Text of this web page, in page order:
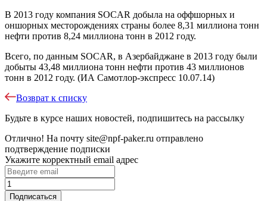
В 2013 году компания SOCAR добыла на оффшорных и
оншорных месторождениях страны более 8,31 миллиона тонн
нефти против 8,24 миллиона тонн в 2012 году.
Всего, по данным SOCAR, в Азербайджане в 2013 году были
добыты 43,48 миллиона тонн нефти против 43 миллионов
тонн в 2012 году. (ИА Самотлор-экспресс 10.07.14)
Возврат к списку
Будьте в курсе наших новостей, подпишитесь на рассылку
Отлично! На почту site@npf-paker.ru отправлено
подтверждение подписки
Укажите корректный email адрес